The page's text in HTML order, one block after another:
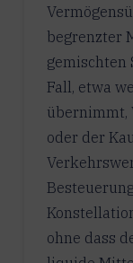
begrenzter
gemischten
Fall, etwa
übernimmt,
oder der
ohne dass